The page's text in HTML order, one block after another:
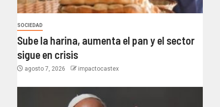
SOCIEDAD
Sube la harina, aumenta el pan y el sector
sigue en crisis
agosto 7, 2026 impactocastex